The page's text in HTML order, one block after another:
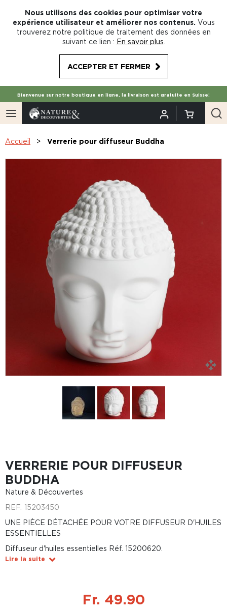
Nous utilisons des cookies pour optimiser votre
expérience utilisateur et améliorer nos contenus. Vous
trouverez notre politique de traitement des données en
suivant ce lien : En savoir plus
ACCEPTER ET FERMER
Bienvenue sur notre boutique en ligne, la livraison est gratuite en Suisse!
Accueil Verrerie pour diffuseur Buddha
VERRERIE POUR DIFFUSEUR
BUDDHA
Nature & Découvertes
REF. 15203450
UNE PIÈCE DÉTACHÉE POUR VOTRE DIFFUSEUR D'HUILES
ESSENTIELLES
Diffuseur d'huiles essentielles Réf. 15200620.
Lire la suite
Fr. 49.90